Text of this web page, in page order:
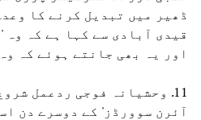
ڈھیر میں تبدیل کرنے کا
قیدی آبادی سے کہا ہے کہ وہ
اور یہ بھی جانتے ہوئے کہ
11. وحشیانہ فوجی ردعمل